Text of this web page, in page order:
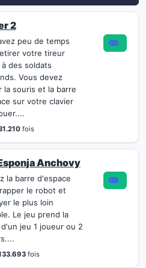
2
peu de temps
votre tireur
des soldats
Vous devez
la souris et la barre
sur votre clavier
fois
Anchovy
la barre d'espace
le robot et
le plus loin
Le jeu prend la
jeu 1 joueur ou 2
fois